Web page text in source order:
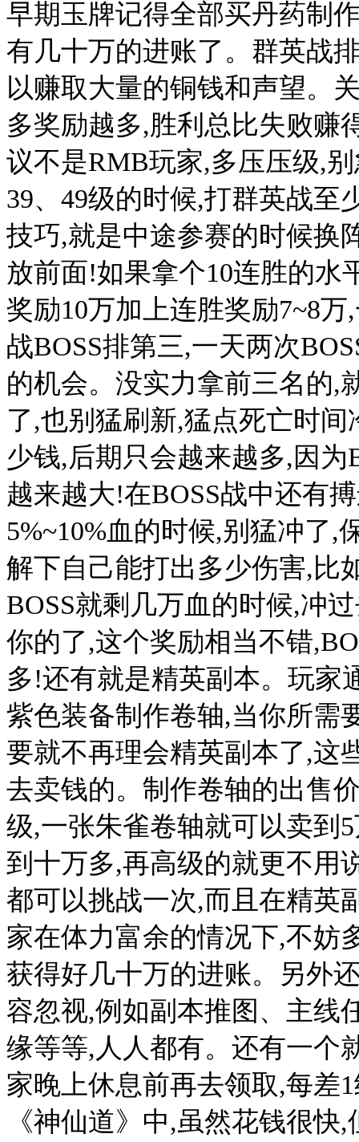
早期玉牌记得全部买丹药制
有几十万的进账了。群英战
以赚取大量的铜钱和声望。
多奖励越多,胜利总比失败赚
议不是RMB玩家,多压压级,
39、49级的时候,打群英战至
技巧,就是中途参赛的时候换
放前面!如果拿个10连胜的水
奖励10万加上连胜奖励7~8
战BOSS排第三,一天两次
的机会。没实力拿前三名的,
了,也别猛刷新,猛点死亡时间
少钱,后期只会越来越多,因为
越来越大!在BOSS战中还有
5%~10%血的时候,别猛冲了,
解下自己能打出多少伤害,比
BOSS就剩几万血的时候,冲
你的了,这个奖励相当不错
多!还有就是精英副本。玩家
紫色装备制作卷轴,当你所需
要就不再理会精英副本了,这
去卖钱的。制作卷轴的出售
级,一张朱雀卷轴就可以卖到
到十万多,再高级的就更不用
都可以挑战一次,而且在精英
家在体力富余的情况下,不妨
获得好几十万的进账。另外
容忽视,例如副本推图、主线
缘等等,人人都有。还有一个
家晚上休息前再去领取,每差
《神仙道》中,虽然花钱很